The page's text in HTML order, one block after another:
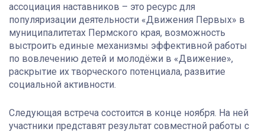
ассоциация наставников – это ресурс для
популяризации деятельности «Движения Первых» в
муниципалитетах Пермского края, возможность
выстроить единые механизмы эффективной работы
по вовлечению детей и молодёжи в «Движение»,
раскрытие их творческого потенциала, развитие
социальной активности.
Следующая встреча состоится в конце ноября. На ней
участники представят результат совместной работы с